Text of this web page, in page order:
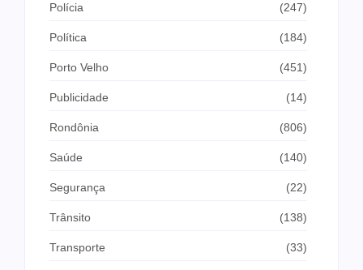
Polícia (247)
Política (184)
Porto Velho (451)
Publicidade (14)
Rondônia (806)
Saúde (140)
Segurança (22)
Trânsito (138)
Transporte (33)